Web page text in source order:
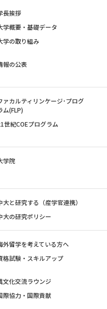
長挨拶
学概要・基礎データ
学の取り組み
報の公表
ァカルティリンケージ･プログ
ム(FLP)
世紀COEプログラム
学院
大と研究する（産学官連携）
大の研究ポリシー
外留学を考えている方へ
格試験・スキルアップ
文化交流ラウンジ
際協力・国際貢献